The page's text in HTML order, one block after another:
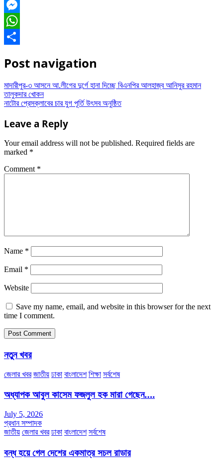
Facebook
Messenger
WhatsApp
Post navigation
মাদারীপুর-৩ আসনে আ.লীগের দুর্গে হানা দিচ্ছে বিএনপির আলহাজ্ব আনিসুর রহমান
তালুকদার খোকন
নাটোর প্রেসক্লাবের চার যুগ পূর্তি উৎসব অনুষ্ঠিত
Leave a Reply
Your email address will not be published. Required fields are
marked *
Comment *
Name *
Email *
Website
Save my name, email, and website in this browser for the next
time I comment.
নতুন খবর
জেলার খবর জাতীয় ঢাকা বাংলাদেশ শিক্ষা সর্বশেষ
অধ্যাপক আবুল কাসেম ফজলুল হক মারা গেছেন….
July 5, 2026
প্রধান সম্পাদক
জাতীয় জেলার খবর ঢাকা বাংলাদেশ সর্বশেষ
বন্ধ হয়ে গেল দেশের একমাত্র সচল রাডার